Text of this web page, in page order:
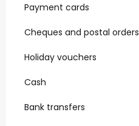
Payment cards
Cheques and postal orders
Holiday vouchers
Cash
Bank transfers